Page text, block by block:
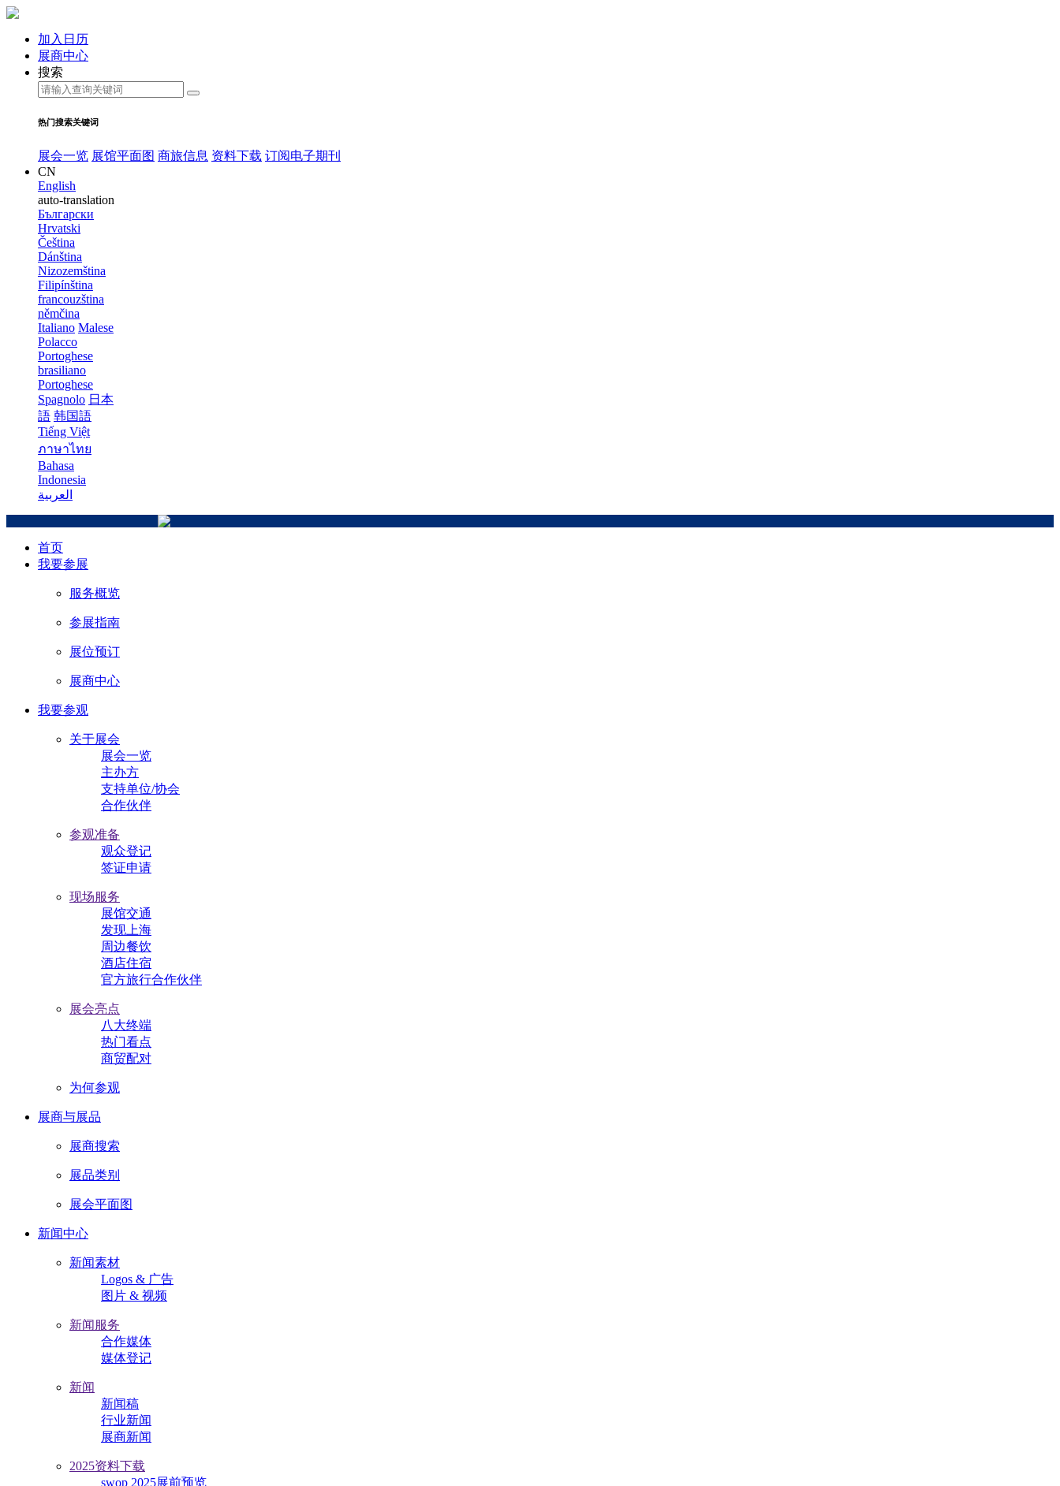
加入日历
展商中心
搜索
热门搜索关键词
展会一览 展馆平面图 商旅信息 资料下载 订阅电子期刊
CN
English
auto-translation
Български
Hrvatski
Čeština
Dánština
Nizozemština
Filipínština
francouzština
němčina
Italiano Malese
Polacco
Portoghese
brasiliano
Portoghese
Spagnolo 日本
語 韩国語
Tiếng Việt
ภาษาไทย
Bahasa
Indonesia
العربية
首页
我要参展
服务概览
参展指南
展位预订
展商中心
我要参观
关于展会
展会一览
主办方
支持单位/协会
合作伙伴
参观准备
观众登记
签证申请
现场服务
展馆交通
发现上海
周边餐饮
酒店住宿
官方旅行合作伙伴
展会亮点
八大终端
热门看点
商贸配对
为何参观
展商与展品
展商搜索
展品类别
展会平面图
新闻中心
新闻素材
Logos & 广告
图片 & 视频
新闻服务
合作媒体
媒体登记
新闻
新闻稿
行业新闻
展商新闻
2025资料下载
swop 2025展前预览